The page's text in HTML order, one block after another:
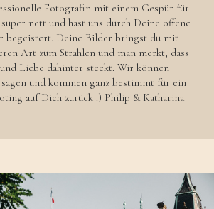
Fotografin mit einem Gespür für
nett und hast uns durch Deine offene
begeistert. Deine Bilder bringst du mit
Art zum Strahlen und man merkt, dass
Liebe dahinter steckt. Wir können
und kommen ganz bestimmt für ein
auf Dich zurück :) Philip & Katharina